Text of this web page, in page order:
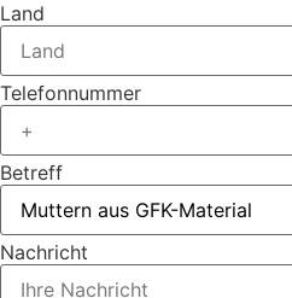
Land
Telefonnummer
Betreff
Nachricht